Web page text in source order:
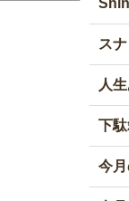
ス
人
下
今